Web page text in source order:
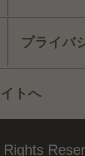
プライバ
トへ